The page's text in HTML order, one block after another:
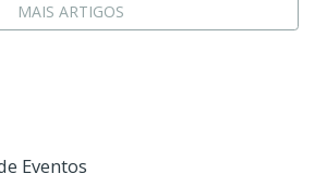
MAIS ARTIGOS
Eventos